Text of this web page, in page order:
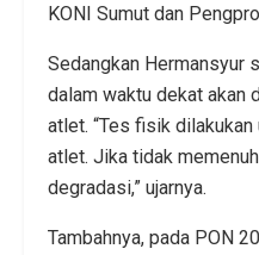
KONI Sumut dan
Sedangkan Hermansyur
dalam waktu dekat akan
atlet. “Tes fisik
atlet. Jika tidak
degradasi,” ujarnya.
Tambahnya, pada PON